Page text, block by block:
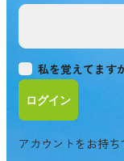
私を覚えてます
ログイン
アカウントをお持